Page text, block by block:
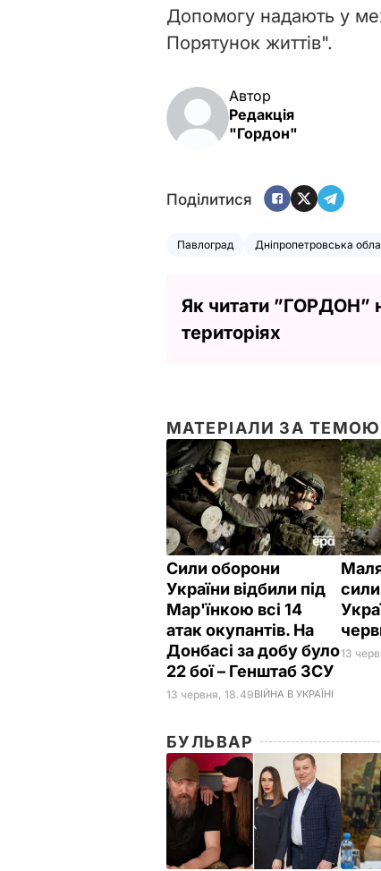
Допомогу надають у
Порятунок життів".
Автор
Редакція
"Гордон"
Поділитися
Павлоград Дніпропетровська
Як читати ”ГОРДОН”
територіях
МАТЕРІАЛИ ЗА ТЕМОЮ
Сили оборони
України відбили під
Мар'їнкою всі 14
атак окупантів. На
Донбасі за добу було
22 бої – Генштаб ЗСУ
13 червня, 18.49ВІЙНА В УКРАЇНІ
13
БУЛЬВАР